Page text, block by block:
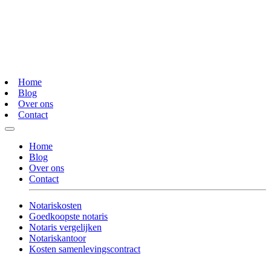
Home
Blog
Over ons
Contact
Home
Blog
Over ons
Contact
Notariskosten
Goedkoopste notaris
Notaris vergelijken
Notariskantoor
Kosten samenlevingscontract